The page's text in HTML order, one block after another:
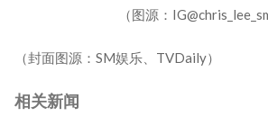
（图源：
（封面图源：SM娱乐、TVDaily）
相关新闻